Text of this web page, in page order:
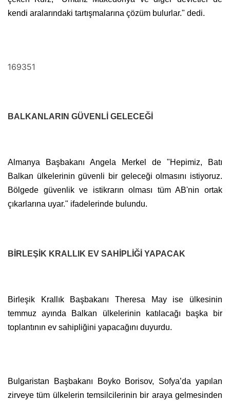
kendi aralarındaki tartışmalarına çözüm bulurlar." dedi.
169351
BALKANLARIN GÜVENLİ GELECEĞİ
Almanya Başbakanı Angela Merkel de "Hepimiz, Batı
Balkan ülkelerinin güvenli bir geleceği olmasını istiyoruz.
Bölgede güvenlik ve istikrarın olması tüm AB'nin ortak
çıkarlarına uyar." ifadelerinde bulundu.
BİRLEŞİK KRALLIK EV SAHİPLİĞİ YAPACAK
Birleşik Krallık Başbakanı Theresa May ise ülkesinin
temmuz ayında Balkan ülkelerinin katılacağı başka bir
toplantının ev sahipliğini yapacağını duyurdu.
Bulgaristan Başbakanı Boyko Borisov, Sofya’da yapılan
zirveye tüm ülkelerin temsilcilerinin bir araya gelmesinden